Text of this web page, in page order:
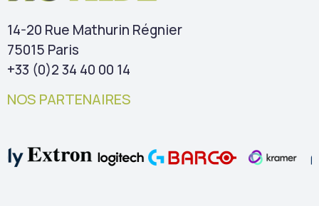
14-20 Rue Mathurin Régnier
75015 Paris
+33 (0)2 34 40 00 14
NOS PARTENAIRES